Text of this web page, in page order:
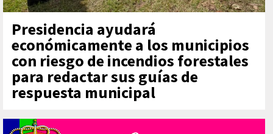
Presidencia ayudará
económicamente a los municipios
con riesgo de incendios forestales
para redactar sus guías de
respuesta municipal